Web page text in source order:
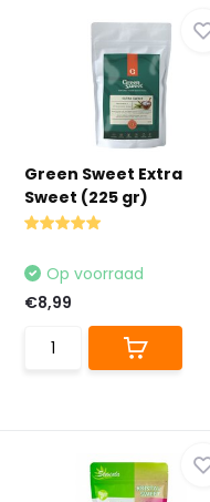
Green Sweet Extra
Sweet (225 gr)
Op voorraad
€8,99